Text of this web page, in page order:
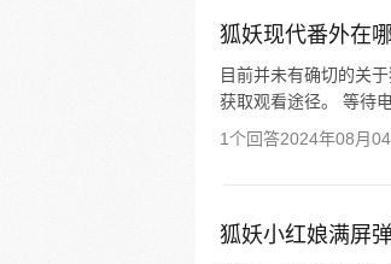
狐妖现代番外在
目前并未有确切的关
获取观看途径。 等待
1个回答2024年08月
狐妖小红娘满屏